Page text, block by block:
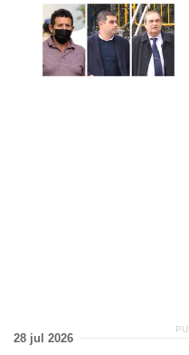
28 jul 2026